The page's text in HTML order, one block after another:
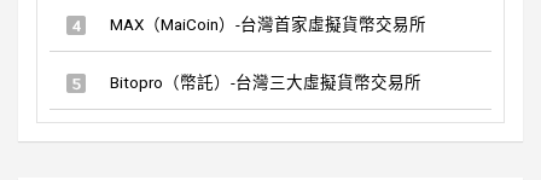
MAX（MaiCoin）-台灣首家虛擬貨幣交易所
Bitopro（幣託）-台灣三大虛擬貨幣交易所